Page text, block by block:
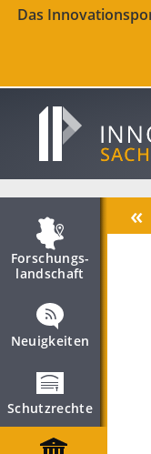
Das
Forschungs­
landschaft
Neuigkeiten
Schutzrechte
«